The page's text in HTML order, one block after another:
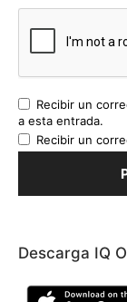
Recibir un
a esta entrada.
Recibir un
Descarga IQ